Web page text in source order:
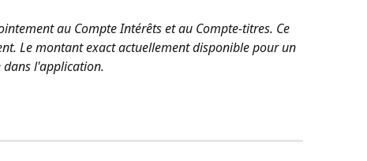
au Compte Intérêts et au Compte-titres. Ce
Le montant exact actuellement disponible pour un
l'application.